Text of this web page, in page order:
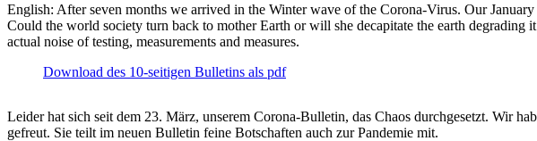
English: After seven months we arrived in the Winter wave of the Corona-Virus. Our
Could the world society turn back to mother Earth or will she decapitate the earth degrading
actual noise of testing, measurements and measures.
Download des 10-seitigen Bulletins als pdf
Leider hat sich seit dem 23. März, unserem Corona-Bulletin, das Chaos durchgesetzt. Wir
gefreut. Sie teilt im neuen Bulletin feine Botschaften auch zur Pandemie mit.